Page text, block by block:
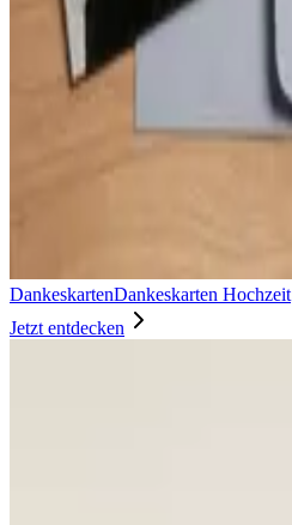
DankeskartenDankeskarten Hochzeit
Jetzt entdecken